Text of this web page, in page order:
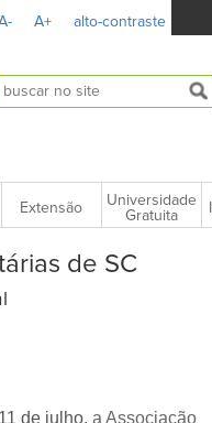
A+ alto-contraste
Extensão
Universidade
Gratuita
de SC
de julho,a Associação